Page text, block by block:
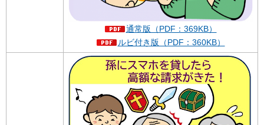
通常版（PDF：369KB）
ルビ付き版（PDF：360KB）